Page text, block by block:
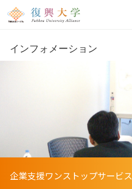
インフォメーション
企業支援ワンストップサービス